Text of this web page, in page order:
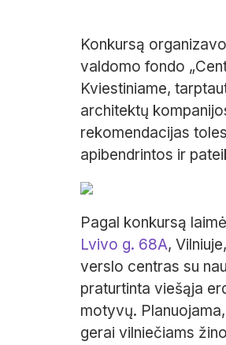
Konkursą
valdomo fondo
Kviestiniame,
architektų
rekomendacijas
apibendrintos ir
Pagal konkursą
Lvivo g. 68A,
verslo centras su
praturtinta viešąja
motyvų.
gerai vilniečiams